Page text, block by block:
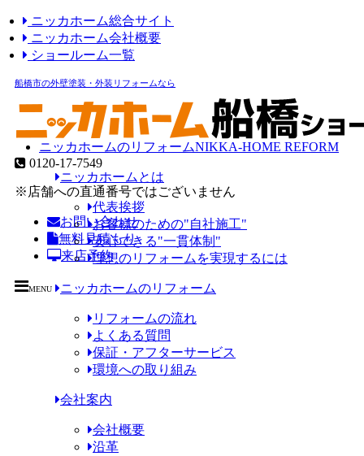
ニッカホーム総合サイト
ニッカホーム会社概要
ショールーム一覧
船橋市の外壁塗装・外装リフォームなら
0120-17-7549
※店舗への直通番号ではございません
お問い合わせ
無料見積もり
来店予約
MENU
ニッカホームのリフォームNIKKA-HOME REFORM
ニッカホームとは
代表挨拶
お客様のための"自社施工"
安心できる"一貫体制"
理想のリフォームを実現するには
ニッカホームのリフォーム
リフォームの流れ
よくある質問
保証・アフターサービス
環境への取り組み
会社案内
会社概要
沿革